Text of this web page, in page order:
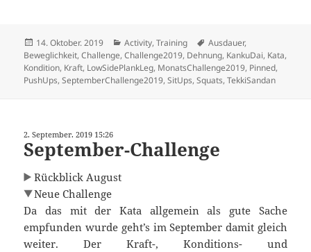
Veröffentlicht
am
14. Oktober. 2019 Kategorien
Activity,Training Schlagwörter
Ausdauer,
Beweglichkeit,Challenge,Challenge2019, Dehnung, KankuDai, Kata,
Kondition, Kraft, LowSidePlankLeg, MonatsChallenge2019, Pinned,
PushUps,SeptemberChallenge2019,SitUps,Squats,TekkiSandan
2. September. 2019 15:26
September-Challenge
Rückblick August
Neue Challenge
Da das mit der Kata allgemein als gute Sache
empfunden wurde geht’s im September damit gleich
weiter. Der Kraft-, Konditions- und